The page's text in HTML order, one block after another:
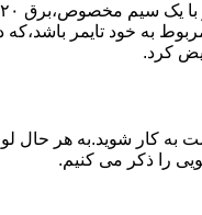
به ﺧﻮد ﺗﺎﯾﻤﺮ
کرد.
به کار شوید.به هر حال